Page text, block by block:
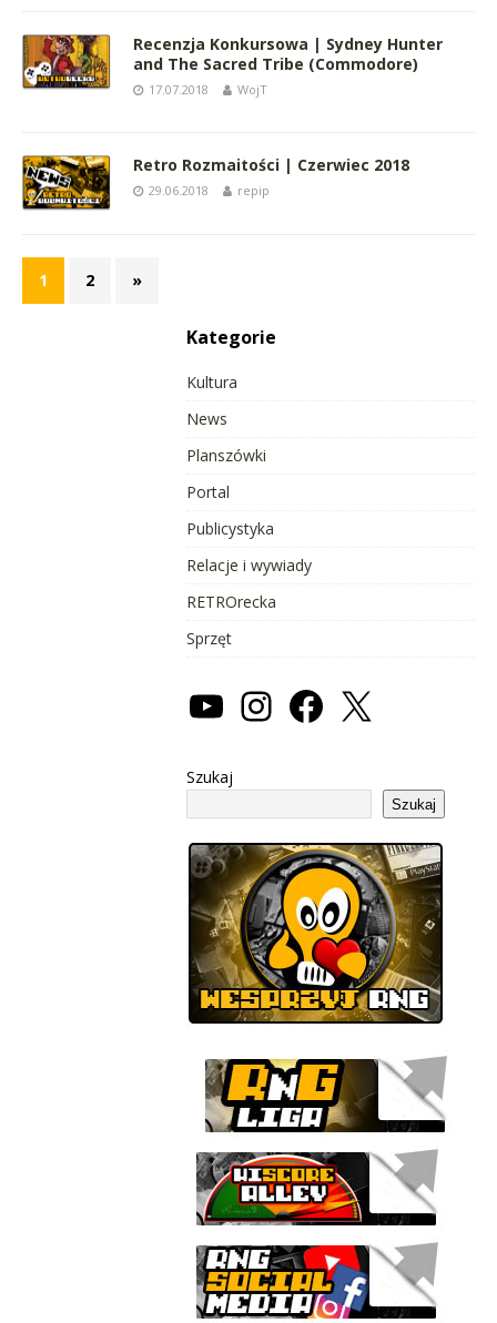
Recenzja Konkursowa | Sydney Hunter
and The Sacred Tribe (Commodore)
17.07.2018 WojT
Retro Rozmaitości | Czerwiec 2018
29.06.2018 repip
1 2 »
Kategorie
Kultura
News
Planszówki
Portal
Publicystyka
Relacje i wywiady
RETROrecka
Sprzęt
Szukaj
Szukaj